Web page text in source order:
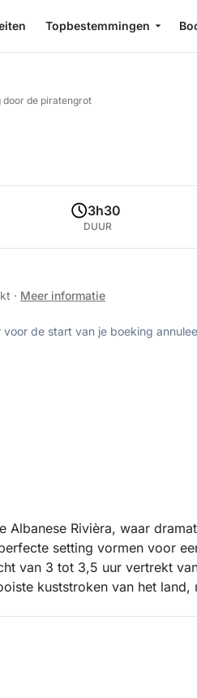
Topbestemmingen
door de piratengrot
3h30
DUUR
· Meer informatie
de start van je boeking
Rivièra, waar
setting vormen voor
van 3 tot 3,5 uur vertrekt
kuststroken van het land,
de drukte lijken te liggen.
Beach, Crystal Bay,
(Twin Caves), Pirate's